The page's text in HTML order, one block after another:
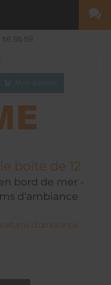
56 95 59
boîte de 12
bord de mer -
d'ambiance
d'ambiance